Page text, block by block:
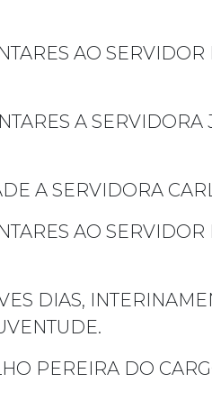
AO SERVIDOR
A SERVIDORA
A SERVIDORA
AO SERVIDOR
DIAS,
PEREIRA DO